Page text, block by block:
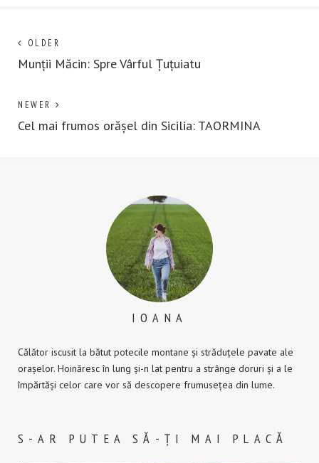
Post
navigation
OLDER
post:
Munții Măcin: Spre Vârful Țuțuiatu
NEWER
post:
Cel mai frumos orășel din Sicilia: TAORMINA
IOANA
Călător iscusit la bătut potecile montane și străduțele pavate ale
orașelor. Hoinăresc în lung și-n lat pentru a strânge doruri și a le
împărtăși celor care vor să descopere frumusețea din lume.
S-AR PUTEA SĂ-ȚI MAI PLACĂ